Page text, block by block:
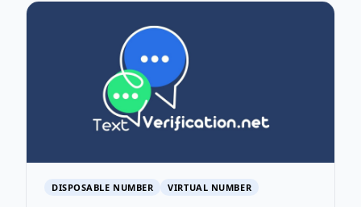
DISPOSABLE NUMBER VIRTUAL NUMBER